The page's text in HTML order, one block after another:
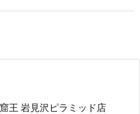
王 岩見沢ピラミッド店